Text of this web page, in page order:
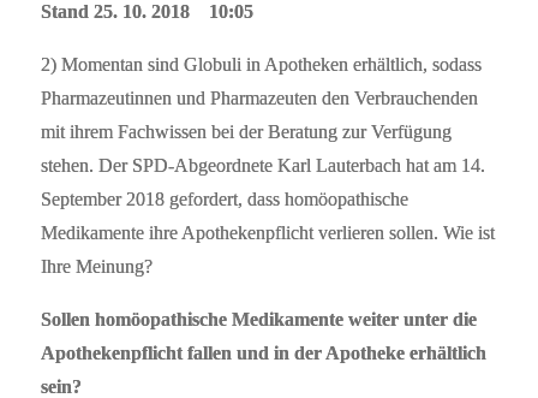
Stand 25. 10. 2018 10:05
2) Momentan sind Globuli in Apotheken erhältlich, sodass
Pharmazeutinnen und Pharmazeuten den Verbrauchenden
mit ihrem Fachwissen bei der Beratung zur Verfügung
stehen. Der SPD-Abgeordnete Karl Lauterbach hat am 14.
September 2018 gefordert, dass homöopathische
Medikamente ihre Apothekenpflicht verlieren sollen. Wie ist
Ihre Meinung?
Sollen homöopathische Medikamente weiter unter die
Apothekenpflicht fallen und in der Apotheke erhältlich
sein?